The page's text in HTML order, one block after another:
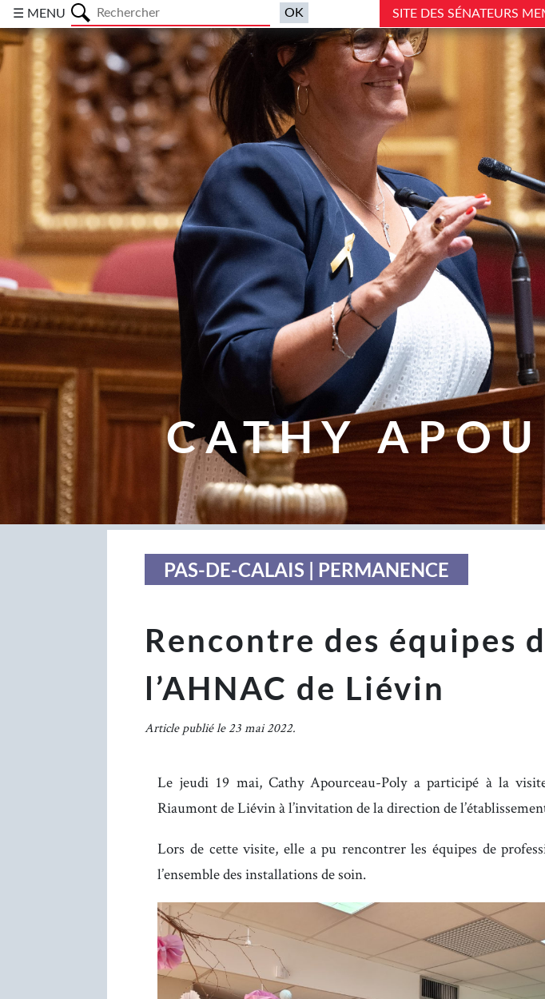
☰ MENU SITE DES SÉNATEURS
CATHY
PAS-DE-CALAIS | PERMANENCE
Rencontre des équipes
l’AHNAC de Liévin
Article publié le 23 mai 2022.
Le jeudi 19 mai, Cathy Apourceau-Poly a participé à la
Riaumont de Liévin à l’invitation de la direction de
Lors de cette visite, elle a pu rencontrer les équipes de
l’ensemble des installations de soin.